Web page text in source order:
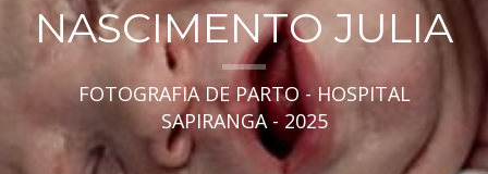
NASCIMENTO JULIA
FOTOGRAFIA DE PARTO - HOSPITAL
SAPIRANGA - 2025